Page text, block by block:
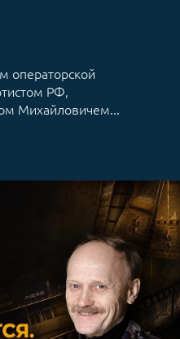
операторской
РФ,
Михайловичем...